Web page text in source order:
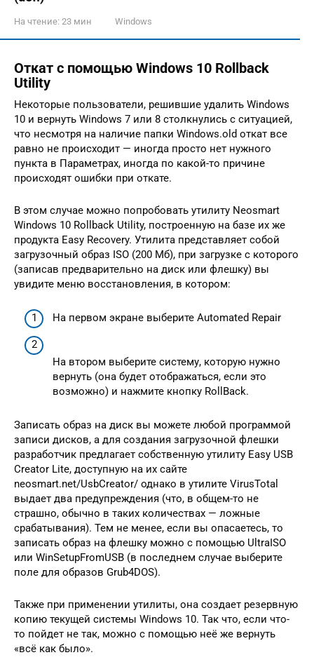
На чтение: 23 мин Windows
Откат с помощью Windows 10 Rollback
Utility
Некоторые пользователи, решившие удалить Windows
10 и вернуть Windows 7 или 8 столкнулись с ситуацией,
что несмотря на наличие папки Windows.old откат все
равно не происходит — иногда просто нет нужного
пункта в Параметрах, иногда по какой-то причине
происходят ошибки при откате.
В этом случае можно попробовать утилиту Neosmart
Windows 10 Rollback Utility, построенную на базе их же
продукта Easy Recovery. Утилита представляет собой
загрузочный образ ISO (200 Мб), при загрузке с которого
(записав предварительно на диск или флешку) вы
увидите меню восстановления, в котором:
На первом экране выберите Automated Repair
На втором выберите систему, которую нужно
вернуть (она будет отображаться, если это
возможно) и нажмите кнопку RollBack.
Записать образ на диск вы можете любой программой
записи дисков, а для создания загрузочной флешки
разработчик предлагает собственную утилиту Easy USB
Creator Lite, доступную на их сайте
neosmart.net/UsbCreator/ однако в утилите VirusTotal
выдает два предупреждения (что, в общем-то не
страшно, обычно в таких количествах — ложные
срабатывания). Тем не менее, если вы опасаетесь, то
записать образ на флешку можно с помощью UltraISO
или WinSetupFromUSB (в последнем случае выберите
поле для образов Grub4DOS).
Также при применении утилиты, она создает резервную
копию текущей системы Windows 10. Так что, если что-
то пойдет не так, можно с помощью неё же вернуть
«всё как было».